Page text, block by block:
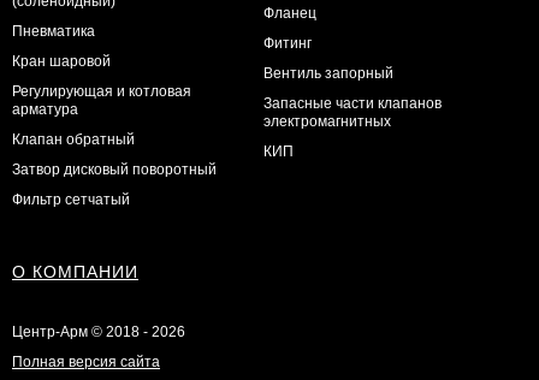
Пневматика
Кран шаровой
Регулирующая и котловая
арматура
Клапан обратный
Затвор дисковый поворотный
Фильтр сетчатый
Фланец
Фитинг
Вентиль запорный
Запасные части клапанов
электромагнитных
КИП
О КОМПАНИИ
Центр-Арм © 2018 - 2026
Полная версия сайта